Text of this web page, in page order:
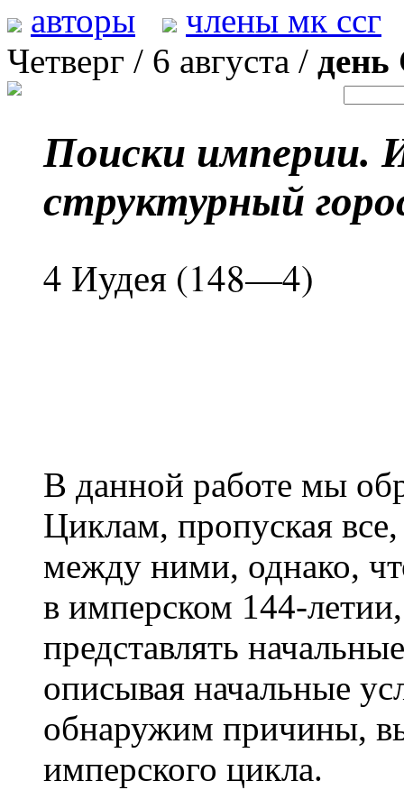
авторы
члены мк ссг
Четверг / 6 августа / день
Поиски империи.
структурный
4 Иудея (148—4)
В данной работе мы
Циклам, пропуская
между ними, однако,
в имперском 144-
представлять
описывая начальные
обнаружим причины,
имперского цикла.